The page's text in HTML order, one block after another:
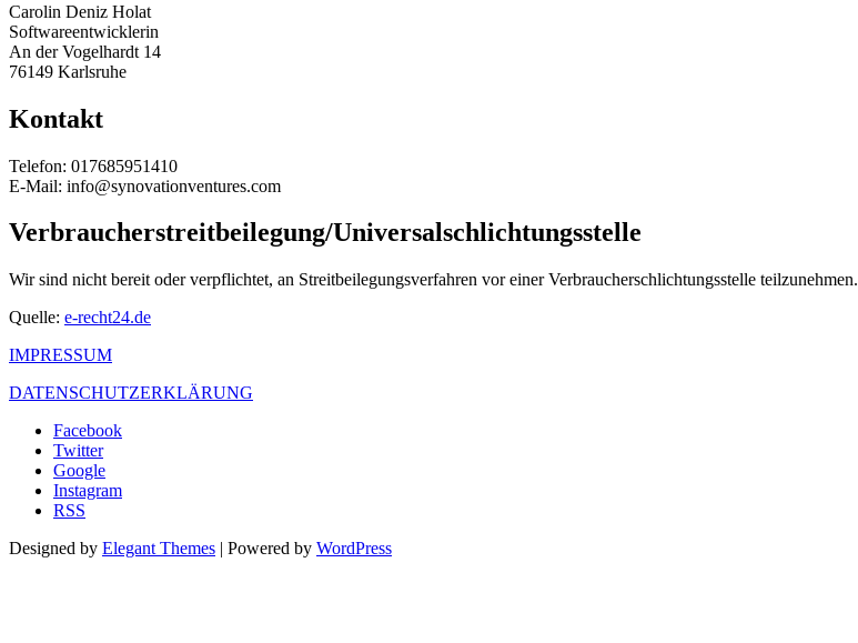
Carolin Deniz Holat
Softwareentwicklerin
An der Vogelhardt 14
76149 Karlsruhe
Kontakt
Telefon: 017685951410
E-Mail: info@synovationventures.com
Verbraucher­streit­beilegung/Universal­schlichtungs­stelle
Wir sind nicht bereit oder verpflichtet, an Streitbeilegungsverfahren vor einer Verbraucherschlichtungsstelle teilzunehmen.
Quelle: e-recht24.de
IMPRESSUM
DATENSCHUTZERKLÄRUNG
Facebook
Twitter
Google
Instagram
RSS
Designed by Elegant Themes | Powered by WordPress